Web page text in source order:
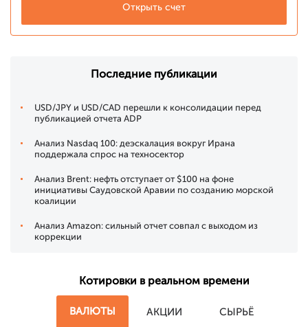
Открыть счет
Последние публикации
USD/JPY и USD/CAD перешли к консолидации перед
публикацией отчета ADP
Анализ Nasdaq 100: деэскалация вокруг Ирана
поддержала спрос на техносектор
Анализ Brent: нефть отступает от $100 на фоне
инициативы Саудовской Аравии по созданию морской
коалиции
Анализ Amazon: сильный отчет совпал с выходом из
коррекции
Котировки в реальном времени
ВАЛЮТЫ АКЦИИ СЫРЬЁ